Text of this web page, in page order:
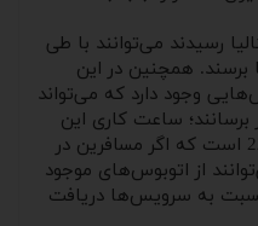
رسیدند می‌توانند با طی
برسند. همچنین در این
وجود دارد که می‌تواند
برسانند؛ ساعت کاری این
سرویس‌ها از ساعت 06:00 الی 22:00 است که اگر مسافرین در
از اتوبوس‌های موجود
به سرویس‌ها دریافت